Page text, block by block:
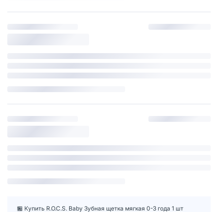
🏪 Купить R.O.C.S. Baby Зубная щетка мягкая 0-3 года 1 шт